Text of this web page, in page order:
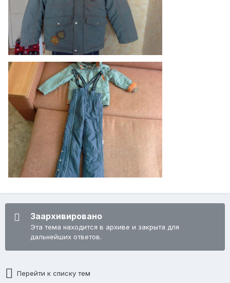
Заархивировано
Эта тема находится в архиве и закрыта для
дальнейших ответов.
Перейти к списку тем